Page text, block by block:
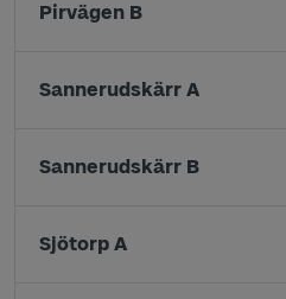
Pirvägen B
Sannerudskärr A
Sannerudskärr B
Sjötorp A